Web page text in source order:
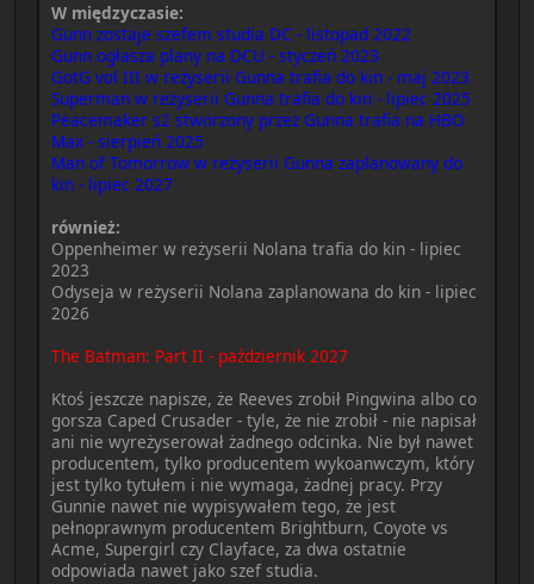
W międzyczasie:
Gunn zostaje szefem studia DC - listopad 2022
Gunn ogłasza plany na DCU - styczeń 2023
GotG vol III w reżyserii Gunna trafia do kin - maj 2023
Superman w reżyserii Gunna trafia do kin - lipiec 2025
Peacemaker s2 stworzony przez Gunna trafia na HBO
Max - sierpień 2025
Man of Tomorrow w reżyserii Gunna zaplanowany do
kin - lipiec 2027
również:
Oppenheimer w reżyserii Nolana trafia do kin - lipiec
2023
Odyseja w reżyserii Nolana zaplanowana do kin - lipiec
2026
The Batman: Part II - październik 2027
Ktoś jeszcze napisze, że Reeves zrobił Pingwina albo co
gorsza Caped Crusader - tyle, że nie zrobił - nie napisał
ani nie wyreżyserował żadnego odcinka. Nie był nawet
producentem, tylko producentem wykoanwczym, który
jest tylko tytułem i nie wymaga, żadnej pracy. Przy
Gunnie nawet nie wypisywałem tego, że jest
pełnoprawnym producentem Brightburn, Coyote vs
Acme, Supergirl czy Clayface, za dwa ostatnie
odpowiada nawet jako szef studia.